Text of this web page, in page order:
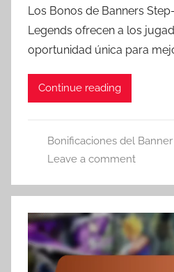
Los Bonos de Banners
Legends ofrecen a los
oportunidad única para
Continue reading
Bonificaciones del
Leave a comment